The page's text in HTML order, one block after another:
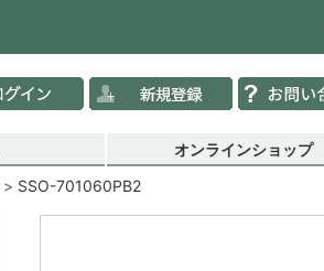
オンラインショップ
SSO-701060PB2